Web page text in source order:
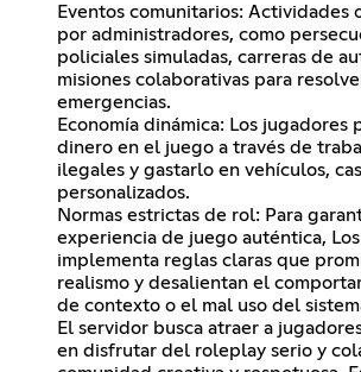
Eventos comunitarios: Actividades
por administradores, como
policiales simuladas, carreras de
misiones colaborativas para
emergencias.
Economía dinámica: Los jugadores
dinero en el juego a través de
ilegales y gastarlo en vehículos,
personalizados.
Normas estrictas de rol: Para
experiencia de juego auténtica,
implementa reglas claras que
realismo y desalientan el
de contexto o el mal uso del
El servidor busca atraer a
en disfrutar del roleplay serio y